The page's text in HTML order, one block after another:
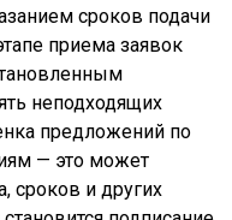
сроков подачи
приема заявок
неподходящих
предложений по
— это может
сроков и других